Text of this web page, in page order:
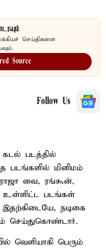
செய்திகளை
Source
Follow Us
கடல் படத்தில்
படங்களில் மினிமம்
வை, ரங்கூன்,
உள்ளிட்ட படங்கள்
இதற்கிடையே, நடிகை
செய்துகொண்டார்.
வெளியாகி பெரும்